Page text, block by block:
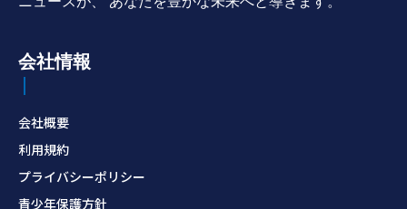
会社情報
会社概要
利用規約
プライバシーポリシー
青少年保護方針